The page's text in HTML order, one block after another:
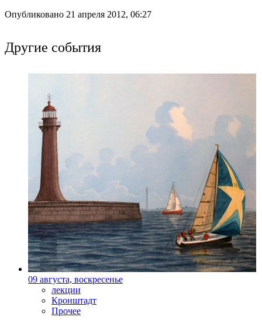
Опубликовано 21 апреля 2012, 06:27
Другие события
09 августа, воскресенье
лекции
Кронштадт
Прочее